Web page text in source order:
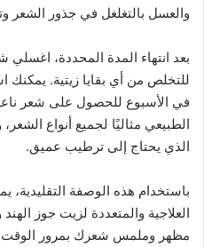
والعسل بالتغلغل في جذور الشعر
بعد انتهاء المدة المحددة، اغسلي
للتخلص من أي بقايا زيتية.
في الأسبوع للحصول على شعر
الطبيعي مثاليًا لجميع أنواع
الذي يحتاج إلى ترطيب عميق.
باستخدام هذه الوصفة التقليدية،
العلاجية والمتعددة لزيت جوز
مظهر وملمس شعرك بمرور الوقت.